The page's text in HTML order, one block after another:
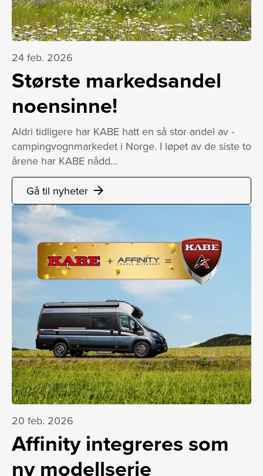
24 feb. 2026
Største markedsandel
noensinne!
Aldri tidligere har KABE hatt en så stor andel av ­
campingvognmarkedet i Norge. I løpet av de siste to
årene har KABE nådd…
Gå til nyheter arrow_forward
20 feb. 2026
Affinity integreres som
ny modellserie